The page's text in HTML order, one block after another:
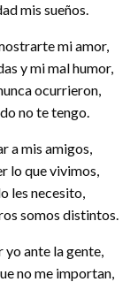
mis sueños.
mi amor,
y mi mal humor,
ocurrieron,
no te tengo.
a mis amigos,
lo que vivimos,
les necesito,
somos distintos.
ante la gente,
no me importan,